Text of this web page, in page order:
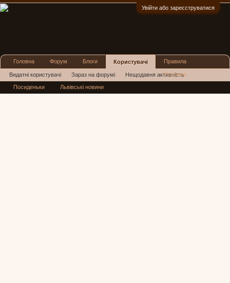
Увійти або зареєструватися
Головна Форум Блоги Користувачі
Видатні користувачі Зараз на форумі Нещодавня активність
Нові повідомлення профілю
Правила
Реклама
Посиденьки Львівські новини